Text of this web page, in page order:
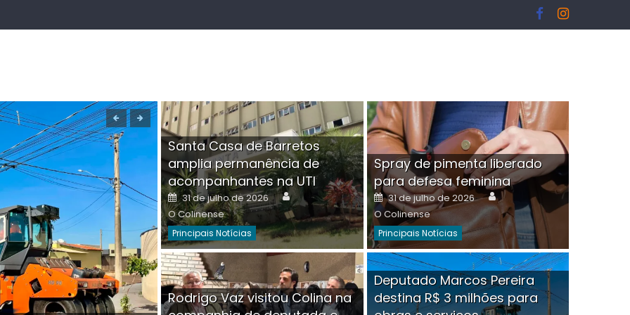
Boutique na Av. Ângelo Martins Tristão é
invadida por criminoso mascarado
Santa Casa de Barretos
amplia permanência de
acompanhantes na UTI
Posted
on
31 de julho de 2026 Author
O Colinense
Principais Notícias
Spray de pimenta liberado
para defesa feminina
Posted
on
31 de julho de 2026 Author
O Colinense
Principais Notícias
Rodrigo Vaz visitou Colina na
Deputado Marcos Pereira
destina R$ 3 milhões para